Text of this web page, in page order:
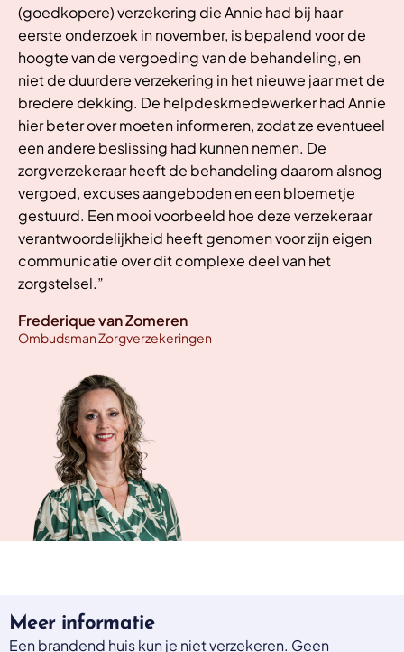
(goedkopere) verzekering die Annie had bij haar
eerste onderzoek in november, is bepalend voor de
hoogte van de vergoeding van de behandeling, en
niet de duurdere verzekering in het nieuwe jaar met de
bredere dekking. De helpdeskmedewerker had Annie
hier beter over moeten informeren, zodat ze eventueel
een andere beslissing had kunnen nemen. De
zorgverzekeraar heeft de behandeling daarom alsnog
vergoed, excuses aangeboden en een bloemetje
gestuurd. Een mooi voorbeeld hoe deze verzekeraar
verantwoordelijkheid heeft genomen voor zijn eigen
communicatie over dit complexe deel van het
zorgstelsel.”
Frederique van Zomeren
Ombudsman Zorgverzekeringen
Meer informatie
Een brandend huis kun je niet verzekeren. Geen